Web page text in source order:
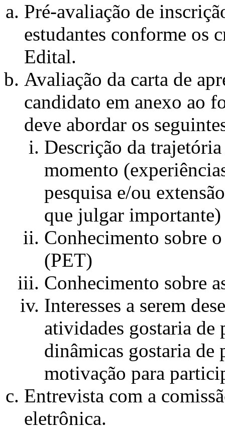
Pré-avaliação de
estudantes conforme os
Edital.
Avaliação da carta de
candidato em anexo ao
deve abordar os
Descrição da
momento
pesquisa e/ou
que julgar importante)
Conhecimento sobre
(PET)
Conhecimento sobre
Interesses a serem
atividades gostaria de
dinâmicas gostaria de
motivação para
Entrevista com a
eletrônica.